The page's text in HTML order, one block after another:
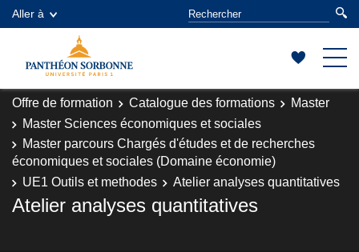
Aller à
Offre de formation Catalogue des formations
Master
Master Sciences économiques et sociales
Master parcours Chargés d'études et de recherches
économiques et sociales (Domaine économie)
UE1 Outils et methodes
Atelier analyses quantitatives
Atelier analyses quantitatives